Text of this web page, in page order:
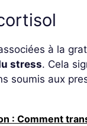
à la
stress. Cela
soumis aux
: Comment